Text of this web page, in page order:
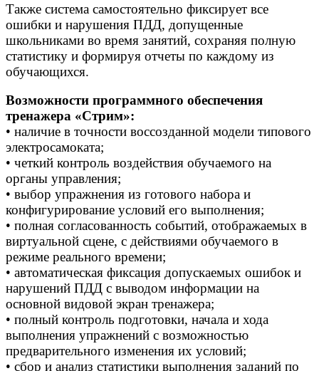
Также система самостоятельно фиксирует все
ошибки и нарушения ПДД, допущенные
школьниками во время занятий, сохраняя полную
статистику и формируя отчеты по каждому из
обучающихся.
Возможности программного обеспечения
тренажера «Стрим»:
• наличие в точности воссозданной модели типового
электросамоката;
• четкий контроль воздействия обучаемого на
органы управления;
• выбор упражнения из готового набора и
конфигурирование условий его выполнения;
• полная согласованность событий, отображаемых в
виртуальной сцене, с действиями обучаемого в
режиме реального времени;
• автоматическая фиксация допускаемых ошибок и
нарушений ПДД с выводом информации на
основной видовой экран тренажера;
• полный контроль подготовки, начала и хода
выполнения упражнений с возможностью
предварительного изменения их условий;
• сбор и анализ статистики выполнения заданий по